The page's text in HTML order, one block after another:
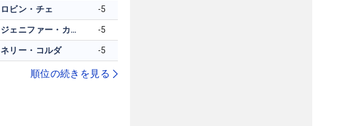
ロビン・チェ -5
ジェニファー・カプチョ -5
ネリー・コルダ -5
順位の続きを見る